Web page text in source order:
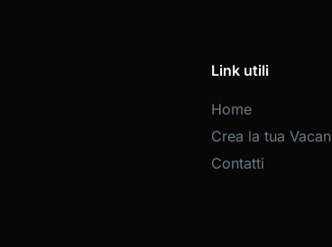
Link utili
Home
Crea la tua
Contatti